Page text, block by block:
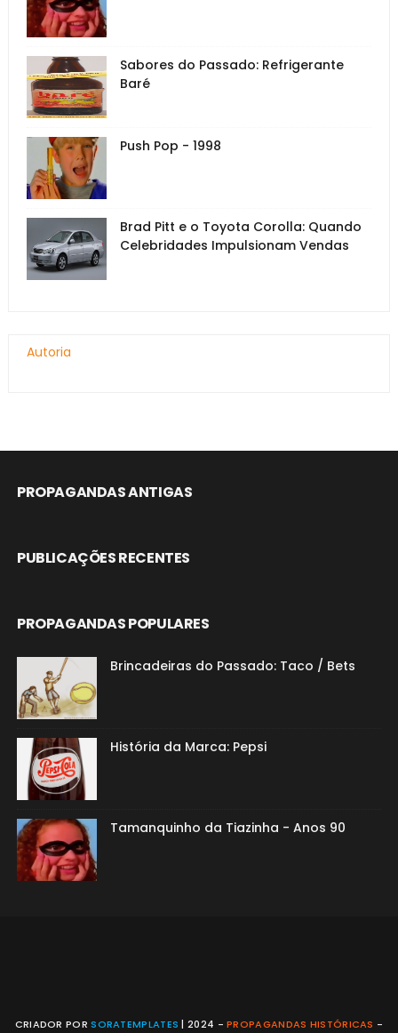
Sabores do Passado: Refrigerante
Baré
Push Pop - 1998
Brad Pitt e o Toyota Corolla: Quando
Celebridades Impulsionam Vendas
Autoria
PROPAGANDAS ANTIGAS
PUBLICAÇÕES RECENTES
PROPAGANDAS POPULARES
Brincadeiras do Passado: Taco / Bets
História da Marca: Pepsi
Tamanquinho da Tiazinha - Anos 90
CRIADOR PORSORATEMPLATES | 2024 -PROPAGANDAS HISTÓRICAS -